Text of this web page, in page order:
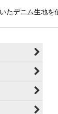
たデニム生地